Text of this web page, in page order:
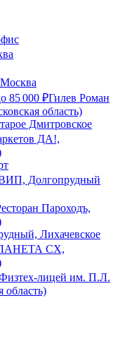
85 000 ₽Гилев Роман
область)
Дмитровское
ДА!,
Долгопрудный
Пароходъ,
Лихачевское
СХ,
лицей им. П.Л.